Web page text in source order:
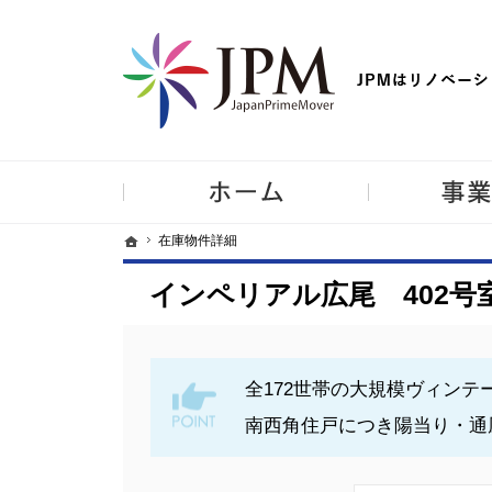
ホーム
在庫物件詳細
インペリアル広尾 402号
全172世帯の大規模ヴィンテ
南西角住戸につき陽当り・通
ホーム
在庫物件詳細